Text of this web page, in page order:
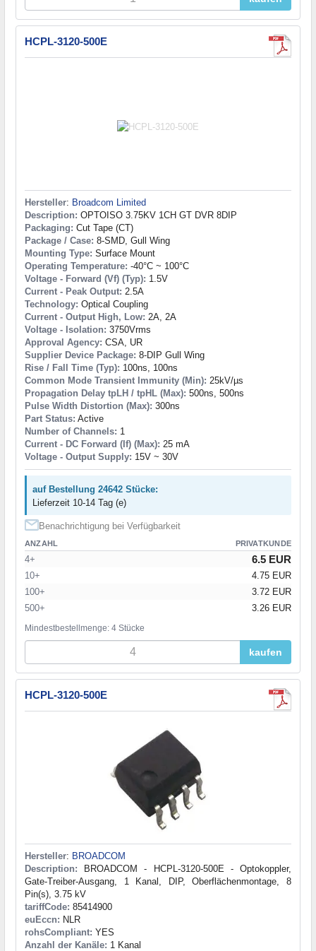
HCPL-3120-500E
Hersteller: Broadcom Limited
Description: OPTOISO 3.75KV 1CH GT DVR 8DIP
Packaging: Cut Tape (CT)
Package / Case: 8-SMD, Gull Wing
Mounting Type: Surface Mount
Operating Temperature: -40°C ~ 100°C
Voltage - Forward (Vf) (Typ): 1.5V
Current - Peak Output: 2.5A
Technology: Optical Coupling
Current - Output High, Low: 2A, 2A
Voltage - Isolation: 3750Vrms
Approval Agency: CSA, UR
Supplier Device Package: 8-DIP Gull Wing
Rise / Fall Time (Typ): 100ns, 100ns
Common Mode Transient Immunity (Min): 25kV/µs
Propagation Delay tpLH / tpHL (Max): 500ns, 500ns
Pulse Width Distortion (Max): 300ns
Part Status: Active
Number of Channels: 1
Current - DC Forward (If) (Max): 25 mA
Voltage - Output Supply: 15V ~ 30V
auf Bestellung 24642 Stücke:
Lieferzeit 10-14 Tag (e)
Benachrichtigung bei Verfügbarkeit
ANZAHL PRIVATKUNDE
4+ 6.5 EUR
10+
4.75 EUR
100+
3.72 EUR
500+
3.26 EUR
Mindestbestellmenge: 4 Stücke
kaufen
HCPL-3120-500E
Hersteller: BROADCOM
Description: BROADCOM - HCPL-3120-500E - Optokoppler,
Gate-Treiber-Ausgang, 1 Kanal, DIP, Oberflächenmontage, 8
Pin(s), 3.75 kV
tariffCode: 85414900
euEccn: NLR
rohsCompliant: YES
Anzahl der Kanäle: 1 Kanal